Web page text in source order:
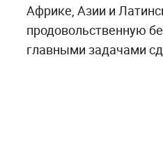
Африке, Азии и
продовольственную
главными задачами